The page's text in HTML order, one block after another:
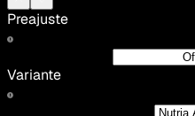
Preajuste
Variante